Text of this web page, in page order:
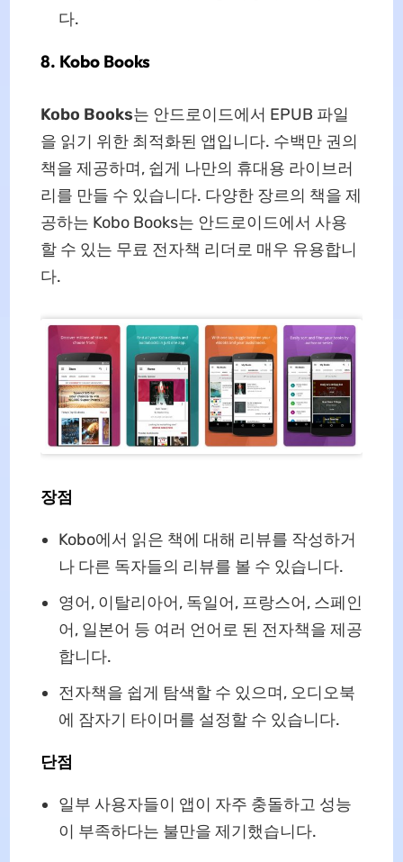
다.
8. Kobo Books
Kobo Books는 안드로이드에서 EPUB 파일
을 읽기 위한 최적화된 앱입니다. 수백만 권의
책을 제공하며, 쉽게 나만의 휴대용 라이브러
리를 만들 수 있습니다. 다양한 장르의 책을 제
공하는 Kobo Books는 안드로이드에서 사용
할 수 있는 무료 전자책 리더로 매우 유용합니
다.
장점
Kobo에서 읽은 책에 대해 리뷰를 작성하거
나 다른 독자들의 리뷰를 볼 수 있습니다.
영어, 이탈리아어, 독일어, 프랑스어, 스페인
어, 일본어 등 여러 언어로 된 전자책을 제공
합니다.
전자책을 쉽게 탐색할 수 있으며, 오디오북
에 잠자기 타이머를 설정할 수 있습니다.
단점
일부 사용자들이 앱이 자주 충돌하고 성능
이 부족하다는 불만을 제기했습니다.